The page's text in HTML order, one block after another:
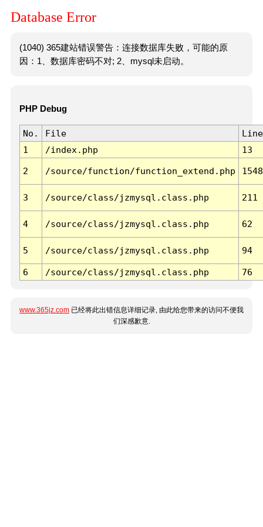
Database Error
(1040) 365建站错误警告：连接数据库失败，可能的原
因：1、数据库密码不对; 2、mysql未启动。
PHP Debug
No. File
Line
1
/index.php 13
2 /source/function/function_extend.php 1548
3 /source/class/jzmysql.class.php 211
4 /source/class/jzmysql.class.php 62
5 /source/class/jzmysql.class.php 94
6 /source/class/jzmysql.class.php 76
www.365jz.com 已经将此出错信息详细记录, 由此给您带来的访问不便我
们深感歉意.